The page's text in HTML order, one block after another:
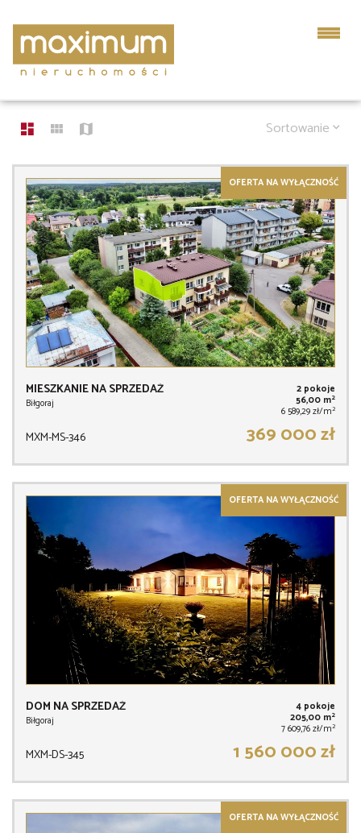
LISTA OFERT
64 OFERTY
Sortowanie
OFERTA NA WYŁĄCZNOŚĆ
MIESZKANIE NA SPRZEDAŻ
Biłgoraj
2 pokoje
56,00 m2
6 589,29 zł/m2
MXM-MS-346 369 000 zł
OFERTA NA WYŁĄCZNOŚĆ
DOM NA SPRZEDAŻ
Biłgoraj
4 pokoje
205,00 m2
7 609,76 zł/m2
MXM-DS-345 1 560 000 zł
OFERTA NA WYŁĄCZNOŚĆ